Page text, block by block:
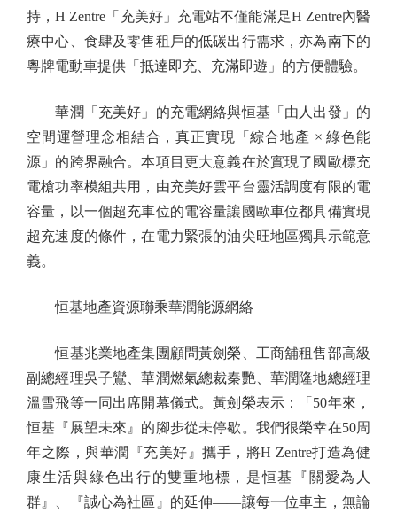
持，H Zentre「充美好」充電站不僅能滿足H Zentre內醫
療中心、食肆及零售租戶的低碳出行需求，亦為南下的
粵牌電動車提供「抵達即充、充滿即遊」的方便體驗。
華潤「充美好」的充電網絡與恒基「由人出發」的
空間運營理念相結合，真正實現「綜合地產 × 綠色能
源」的跨界融合。本項目更大意義在於實現了國歐標充
電槍功率模組共用，由充美好雲平台靈活調度有限的電
容量，以一個超充車位的電容量讓國歐車位都具備實現
超充速度的條件，在電力緊張的油尖旺地區獨具示範意
義。
恒基地產資源聯乘華潤能源網絡
恒基兆業地產集團顧問黃劍榮、工商舖租售部高級
副總經理吳子鸞、華潤燃氣總裁秦艷、華潤隆地總經理
溫雪飛等一同出席開幕儀式。黃劍榮表示：「50年來，
恒基『展望未來』的腳步從未停歇。我們很榮幸在50周
年之際，與華潤『充美好』攜手，將H Zentre打造為健
康生活與綠色出行的雙重地標，是恒基『關愛為人
群』、『誠心為社區』的延伸——讓每一位車主，無論